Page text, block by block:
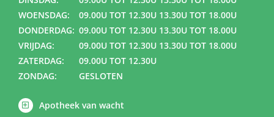
WOENSDAG:
09.00U TOT 12.30U 13.30U TOT 18.00U
DONDERDAG: 09.00U TOT 12.30U 13.30U TOT 18.00U
VRIJDAG:
09.00U TOT 12.30U 13.30U TOT 18.00U
ZATERDAG:
09.00U TOT 12.30U
ZONDAG:
GESLOTEN
Apotheek van wacht